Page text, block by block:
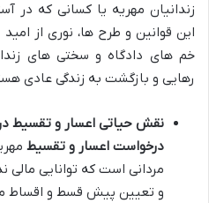
زندانیان مهریه یا کسانی که در
این قوانین و طرح ها، نوری از
خم های دادگاه و سختی های
رهایی و بازگشت به زندگی عادی
نقش حیاتی اعسار و تقسیط
درخواست اعسار و تقسیط
مردانی است که توانایی مالی
و تعیین پیش قسط و اقساط